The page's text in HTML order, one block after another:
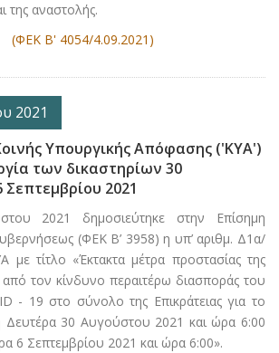
της αναστολής.
(ΦΕΚ Β' 4054/4.09.2021)
2021
Υπουργικής Απόφασης ('ΚΥΑ')
των δικαστηρίων 30
2021
2021 δημοσιεύτηκε στην Επίσημη
(ΦΕΚ Β’ 3958) η υπ’ αριθμ. Δ1α/
με τίτλο «Έκτακτα μέτρα προστασίας της
από τον κίνδυνο περαιτέρω διασποράς του
- 19 στο σύνολο της Επικράτειας για το
Δευτέρα 30 Αυγούστου 2021 και ώρα 6:00
6 Σεπτεμβρίου 2021 και ώρα 6:00».